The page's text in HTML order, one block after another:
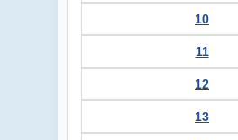
10
11
12
13